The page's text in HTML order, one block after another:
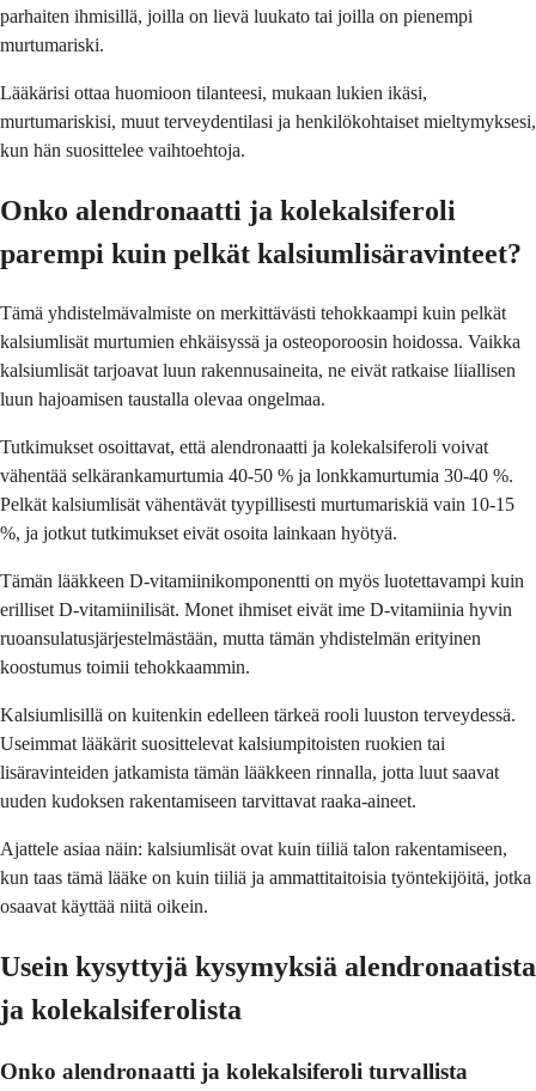
parhaiten ihmisillä, joilla on lievä luukato tai joilla on pienempi
murtumariski.
Lääkärisi ottaa huomioon tilanteesi, mukaan lukien ikäsi,
murtumariskisi, muut terveydentilasi ja henkilökohtaiset mieltymyksesi,
kun hän suosittelee vaihtoehtoja.
Onko alendronaatti ja kolekalsiferoli
parempi kuin pelkät kalsiumlisäravinteet?
Tämä yhdistelmävalmiste on merkittävästi tehokkaampi kuin pelkät
kalsiumlisät murtumien ehkäisyssä ja osteoporoosin hoidossa. Vaikka
kalsiumlisät tarjoavat luun rakennusaineita, ne eivät ratkaise liiallisen
luun hajoamisen taustalla olevaa ongelmaa.
Tutkimukset osoittavat, että alendronaatti ja kolekalsiferoli voivat
vähentää selkärankamurtumia 40-50 % ja lonkkamurtumia 30-40 %.
Pelkät kalsiumlisät vähentävät tyypillisesti murtumariskiä vain 10-15
%, ja jotkut tutkimukset eivät osoita lainkaan hyötyä.
Tämän lääkkeen D-vitamiinikomponentti on myös luotettavampi kuin
erilliset D-vitamiinilisät. Monet ihmiset eivät ime D-vitamiinia hyvin
ruoansulatusjärjestelmästään, mutta tämän yhdistelmän erityinen
koostumus toimii tehokkaammin.
Kalsiumlisillä on kuitenkin edelleen tärkeä rooli luuston terveydessä.
Useimmat lääkärit suosittelevat kalsiumpitoisten ruokien tai
lisäravinteiden jatkamista tämän lääkkeen rinnalla, jotta luut saavat
uuden kudoksen rakentamiseen tarvittavat raaka-aineet.
Ajattele asiaa näin: kalsiumlisät ovat kuin tiiliä talon rakentamiseen,
kun taas tämä lääke on kuin tiiliä ja ammattitaitoisia työntekijöitä, jotka
osaavat käyttää niitä oikein.
Usein kysyttyjä kysymyksiä alendronaatista
ja kolekalsiferolista
Onko alendronaatti ja kolekalsiferoli turvallista